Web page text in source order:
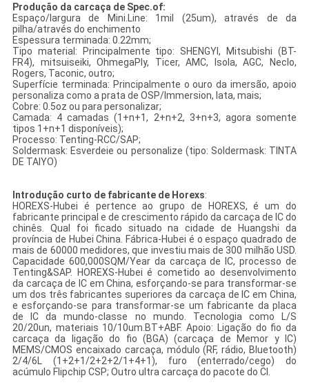
Produção da carcaça de Spec.of:
Espaço/largura de Mini.Line: 1mil (25um), através de da
pilha/através do enchimento
Espessura terminada: 0.22mm;
Tipo material: Principalmente tipo: SHENGYI, Mitsubishi (BT-
FR4), mitsuiseiki, OhmegaPly, Ticer, AMC, Isola, AGC, Neclo,
Rogers, Taconic, outro;
Superfície terminada: Principalmente o ouro da imersão, apoio
personaliza como a prata de OSP/Immersion, lata, mais;
Cobre: 0.5oz ou para personalizar;
Camada: 4 camadas (1+n+1, 2+n+2, 3+n+3, agora somente
tipos 1+n+1 disponíveis);
Processo: Tenting-RCC/SAP;
Soldermask: Esverdeie ou personalize (tipo: Soldermask: TINTA
DE TAIYO)
Introdução curto de fabricante de Horexs:
HOREXS-Hubei é pertence ao grupo de HOREXS, é um do
fabricante principal e de crescimento rápido da carcaça de IC do
chinês. Qual foi ficado situado na cidade de Huangshi da
província de Hubei China. Fábrica-Hubei é o espaço quadrado de
mais de 60000 medidores, que investiu mais de 300 milhão USD.
Capacidade 600,000SQM/Year da carcaça de IC, processo de
Tenting&SAP. HOREXS-Hubei é cometido ao desenvolvimento
da carcaça de IC em China, esforçando-se para transformar-se
um dos três fabricantes superiores da carcaça de IC em China,
e esforçando-se para transformar-se um fabricante da placa
de IC da mundo-classe no mundo. Tecnologia como L/S
20/20un, materiais 10/10um.BT+ABF. Apoio: Ligação do fio da
carcaça da ligação do fio (BGA) (carcaça de Memor y IC)
MEMS/CMOS encaixado carcaça, módulo (RF, rádio, Bluetooth)
2/4/6L (1+2+1/2+2+2/1+4+1), furo (enterrado/cego) do
acúmulo Flipchip CSP; Outro ultra carcaça do pacote do CI.